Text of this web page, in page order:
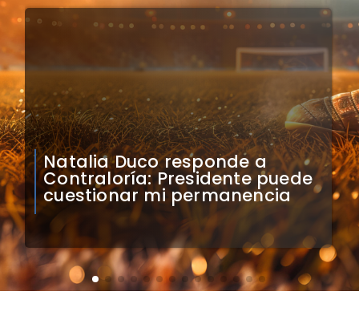
Colo Colo confirma artistas
para bienvenida a Vozinha en
el Monumental